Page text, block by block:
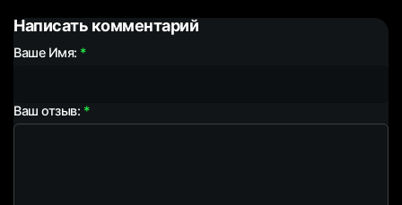
Написать комментарий
Ваше Имя:
Ваш отзыв: